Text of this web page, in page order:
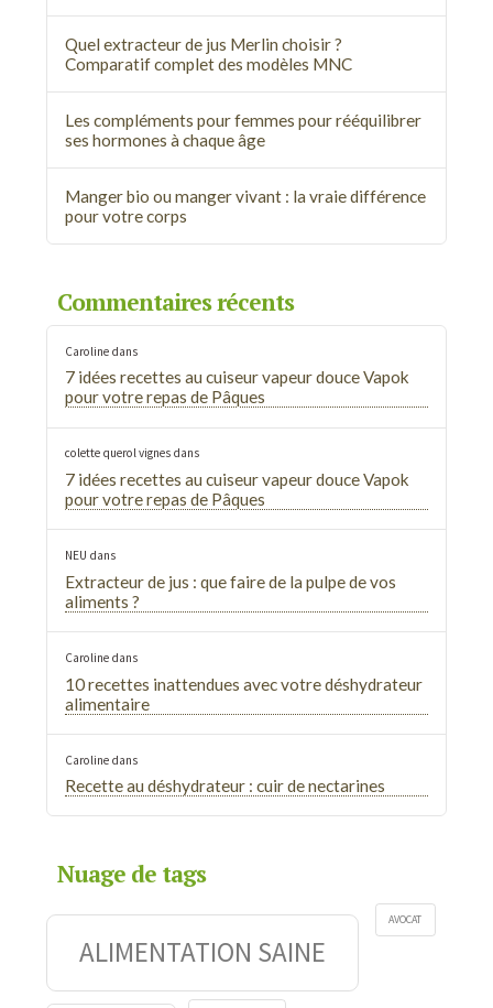
Quel extracteur de jus Merlin choisir ?
Comparatif complet des modèles MNC
Les compléments pour femmes pour rééquilibrer
ses hormones à chaque âge
Manger bio ou manger vivant : la vraie différence
pour votre corps
Commentaires récents
Carolinedans
7 idées recettes au cuiseur vapeur douce Vapok
pour votre repas de Pâques
colette querol vignesdans
7 idées recettes au cuiseur vapeur douce Vapok
pour votre repas de Pâques
NEU dans
Extracteur de jus : que faire de la pulpe de vos
aliments ?
Carolinedans
10 recettes inattendues avec votre déshydrateur
alimentaire
Carolinedans
Recette au déshydrateur : cuir de nectarines
Nuage de tags
ALIMENTATION SAINE
AVOCAT